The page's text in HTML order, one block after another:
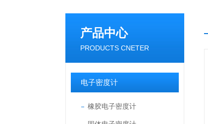
产品中心
PRODUCTS CNETER
电子密度计
橡胶电子密度计